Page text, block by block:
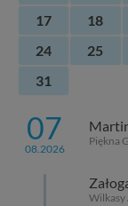
17
18
24
25
31
07
08.2026
Piękna
Wilkasy